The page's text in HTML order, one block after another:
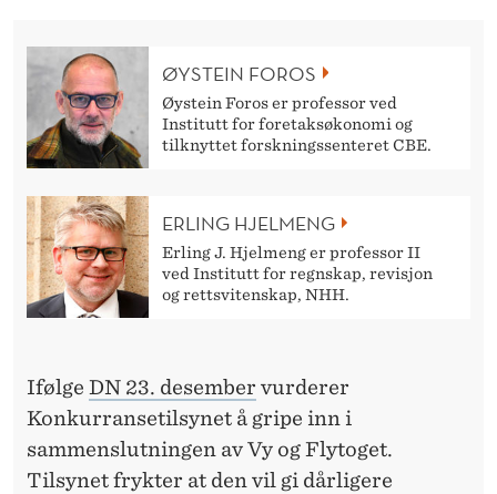
ØYSTEIN FOROS
Øystein Foros er professor ved
Institutt for foretaksøkonomi og
tilknyttet forskningssenteret CBE.
ERLING HJELMENG
Erling J. Hjelmeng er professor II
ved Institutt for regnskap, revisjon
og rettsvitenskap, NHH.
Ifølge DN 23. desember vurderer
Konkurransetilsynet å gripe inn i
sammenslutningen av Vy og Flytoget.
Tilsynet frykter at den vil gi dårligere